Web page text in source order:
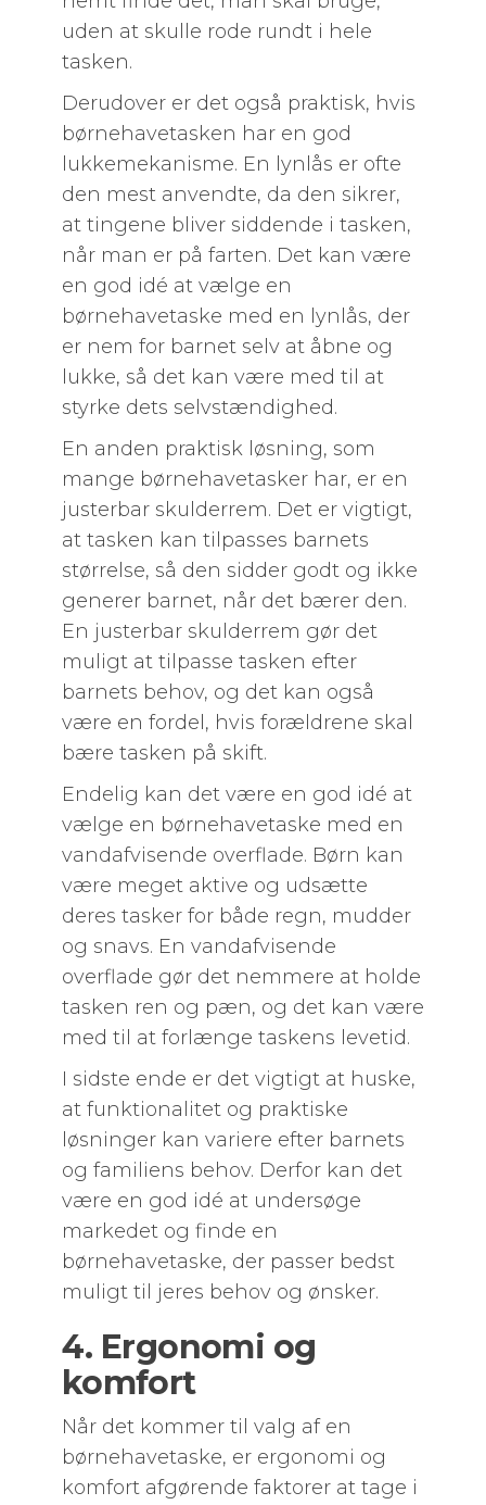
uden at skulle rode rundt i hele
tasken.
Derudover er det også praktisk, hvis
børnehavetasken har en god
lukkemekanisme. En lynlås er ofte
den mest anvendte, da den sikrer,
at tingene bliver siddende i tasken,
når man er på farten. Det kan være
en god idé at vælge en
børnehavetaske med en lynlås, der
er nem for barnet selv at åbne og
lukke, så det kan være med til at
styrke dets selvstændighed.
En anden praktisk løsning, som
mange børnehavetasker har, er en
justerbar skulderrem. Det er vigtigt,
at tasken kan tilpasses barnets
størrelse, så den sidder godt og ikke
generer barnet, når det bærer den.
En justerbar skulderrem gør det
muligt at tilpasse tasken efter
barnets behov, og det kan også
være en fordel, hvis forældrene skal
bære tasken på skift.
Endelig kan det være en god idé at
vælge en børnehavetaske med en
vandafvisende overflade. Børn kan
være meget aktive og udsætte
deres tasker for både regn, mudder
og snavs. En vandafvisende
overflade gør det nemmere at holde
tasken ren og pæn, og det kan være
med til at forlænge taskens levetid.
I sidste ende er det vigtigt at huske,
at funktionalitet og praktiske
løsninger kan variere efter barnets
og familiens behov. Derfor kan det
være en god idé at undersøge
markedet og finde en
børnehavetaske, der passer bedst
muligt til jeres behov og ønsker.
4. Ergonomi og
komfort
Når det kommer til valg af en
børnehavetaske, er ergonomi og
komfort afgørende faktorer at tage i